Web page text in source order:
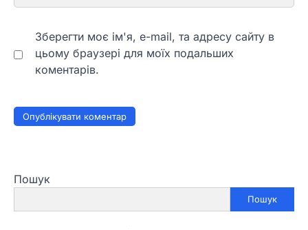
Зберегти моє ім'я, e-mail, та адресу сайту в
цьому браузері для моїх подальших
коментарів.
Пошук
Пошук